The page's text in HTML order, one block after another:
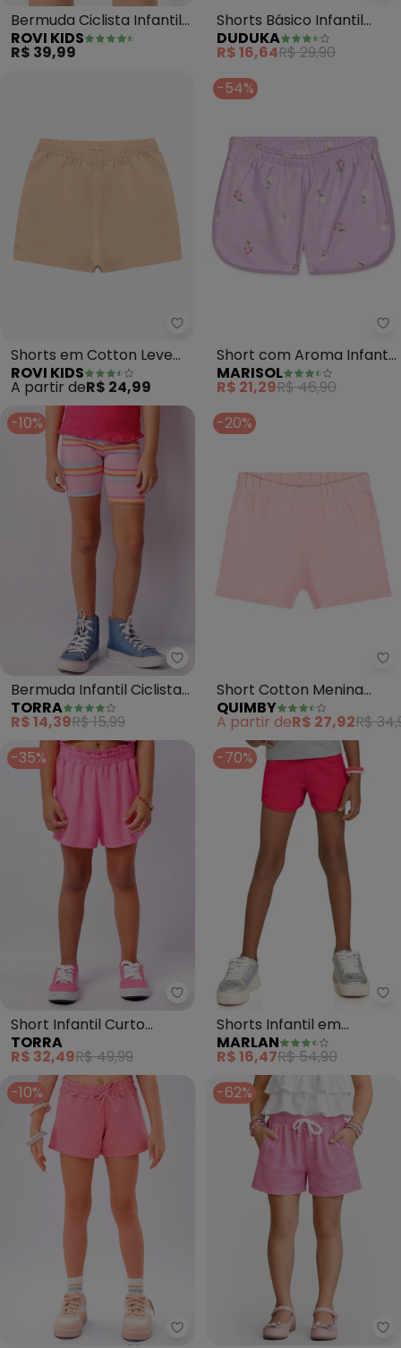
Bermuda Ciclista Infantil
Feminina (Rosa)
ROVI KIDS
R$ 39,99
Shorts Básico Infantil
(Rosa)
DUDUKA
R$ 16,64R$ 29,90
Rovi Kids - Shorts em Cotton
Shorts em Cotton Leve
(Rosa)
ROVI KIDS
A partir deR$ 24,99
-54%
Short com Aroma Infantil
Feminino (Rosa)
MARISOL
R$ 21,29R$ 46,90
-10%
Torra - Bermuda Infantil
Bermuda Infantil Ciclista
Estampa Sortida (Rosa)
TORRA
R$ 14,39R$ 15,99
-20%
Short Cotton Menina
(Rosa)
QUIMBY
A partir deR$ 27,92R$
-35%
Torra - Short Infantil Curto
Short Infantil Curto
Viscose (Rosa)
TORRA
R$ 32,49R$ 49,99
-70%
Shorts Infantil em
Moletinho (Rosa)
MARLAN
R$ 16,47R$ 54,90
-10%
Torra - Short Infantil Moletinho
-62%